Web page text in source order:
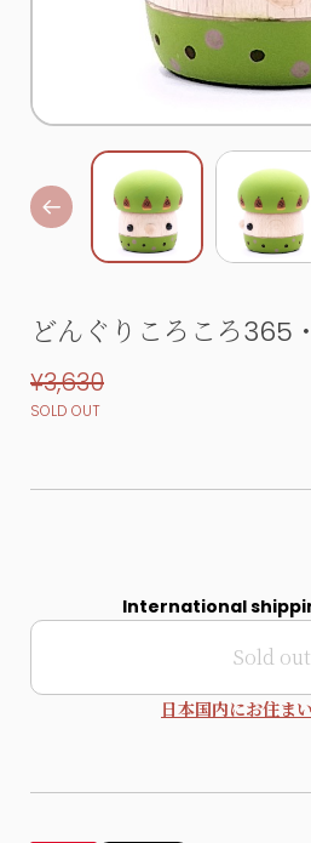
どんぐりころころ365
¥3,630
SOLD OUT
International
Sold out
日本国内にお住ま